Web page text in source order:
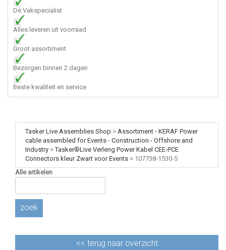
Dè Vakspecialist
Alles leveren uit voorraad
Groot assortiment
Bezorgen binnen 2 dagen
Beste kwaliteit en service
Tasker Live Assemblies Shop > Assortiment - KERAF Power
cable assembled for Events - Construction - Offshore and
Industry >Tasker®Live Verleng Power Kabel CEE-PCE
Connectors kleur Zwart voor Events > 107738-1530-5
Alle artikelen
zoek
<< terug naar overzicht